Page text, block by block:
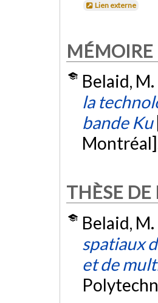
Lien externe
MÉMOIRE
Belaid,
la
bande Ku
THÈSE
Belaid,
spatiaux
et de